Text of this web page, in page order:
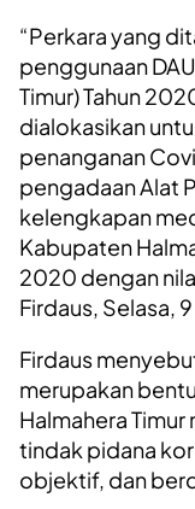
“Perkara yang
penggunaan
Timur) Tahun
dialokasikan
penanganan
pengadaan Alat
kelengkapan
Kabupaten
2020 dengan
Firdaus, Selasa, 9
Firdaus
merupakan
Halmahera
tindak pidana
objektif, dan